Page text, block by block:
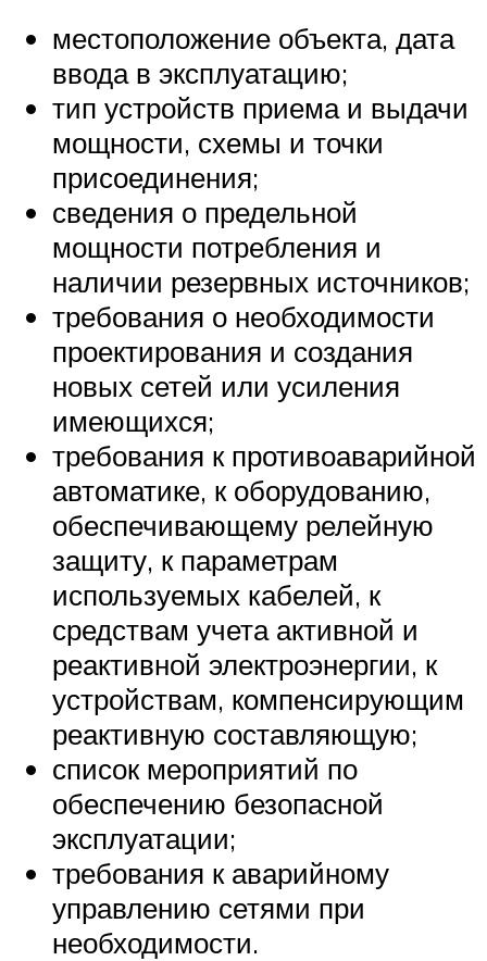
местоположение объекта, дата
ввода в эксплуатацию;
тип устройств приема и выдачи
мощности, схемы и точки
присоединения;
сведения о предельной
мощности потребления и
наличии резервных источников;
требования о необходимости
проектирования и создания
новых сетей или усиления
имеющихся;
требования к противоаварийной
автоматике, к оборудованию,
обеспечивающему релейную
защиту, к параметрам
используемых кабелей, к
средствам учета активной и
реактивной электроэнергии, к
устройствам, компенсирующим
реактивную составляющую;
список мероприятий по
обеспечению безопасной
эксплуатации;
требования к аварийному
управлению сетями при
необходимости.